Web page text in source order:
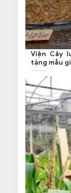
Viện Cây
tặng mẫu